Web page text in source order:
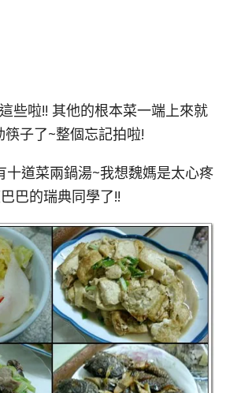
些啦!! 其他的根本菜一端上來就
筷子了~整個忘記拍啦!
十道菜兩鍋湯~我想魏媽是太心疼
巴的瑞典同學了!!